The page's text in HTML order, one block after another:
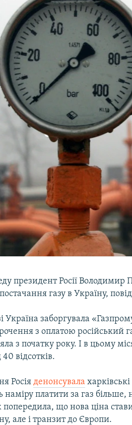
президент Росії Володимир
газу в Україну,
Україна заборгувала
з оплатою російський
з початку року. І в цьому
відсотків.
Росіяденонсувала
наміру платити за газ
що нова ціна
але і транзит до Європи.